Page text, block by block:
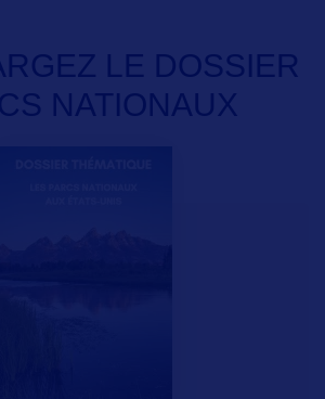
LE DOSSIER
NATIONAUX